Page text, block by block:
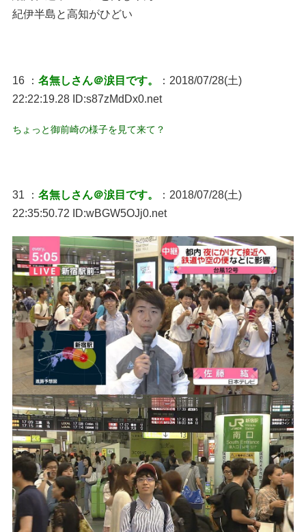
紀伊半島と高知がひどい
16 ： 名無しさん＠涙目です。
：2018/07/28(土)
22:22:19.28 ID:s87zMdDx0.net
ちょっと御前崎の様子を見て来て？
31 ： 名無しさん＠涙目です。
：2018/07/28(土)
22:35:50.72 ID:wBGW5OJj0.net